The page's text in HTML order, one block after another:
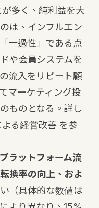
多く、純利益を大
は、インフルエン
一過性」である点
や会員システムを
流入をリピート顧
マーケティング投
ものとなる。詳し
る経営改善 を参
プラットフォーム流
換率の向上、およ
（具体的な数値は